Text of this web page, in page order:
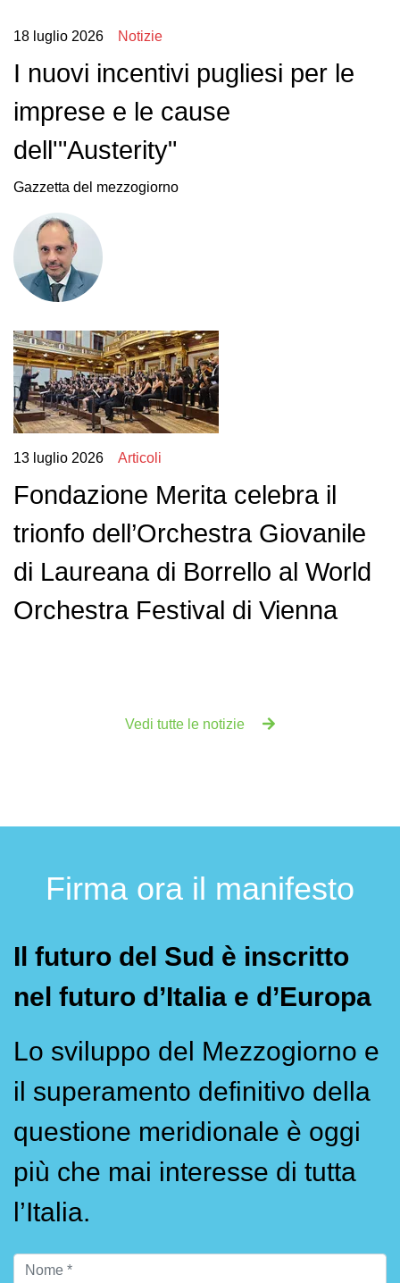
18 luglio 2026 Notizie
I nuovi incentivi pugliesi per le
imprese e le cause
dell'"Austerity"
Gazzetta del mezzogiorno
13 luglio 2026 Articoli
Fondazione Merita celebra il
trionfo dell’Orchestra Giovanile
di Laureana di Borrello al World
Orchestra Festival di Vienna
Vedi tutte le notizie
Firma ora il manifesto
Il futuro del Sud è inscritto
nel futuro d’Italia e d’Europa
Lo sviluppo del Mezzogiorno e
il superamento definitivo della
questione meridionale è oggi
più che mai interesse di tutta
l’Italia.